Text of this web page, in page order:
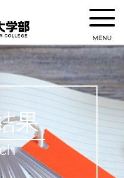
MENU
果